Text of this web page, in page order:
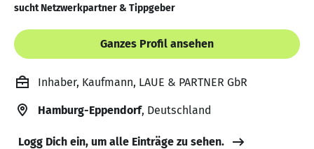
sucht Netzwerkpartner & Tippgeber
Ganzes Profil ansehen
Inhaber, Kaufmann, LAUE & PARTNER GbR
Hamburg-Eppendorf, Deutschland
Logg Dich ein, um alle Einträge zu sehen.